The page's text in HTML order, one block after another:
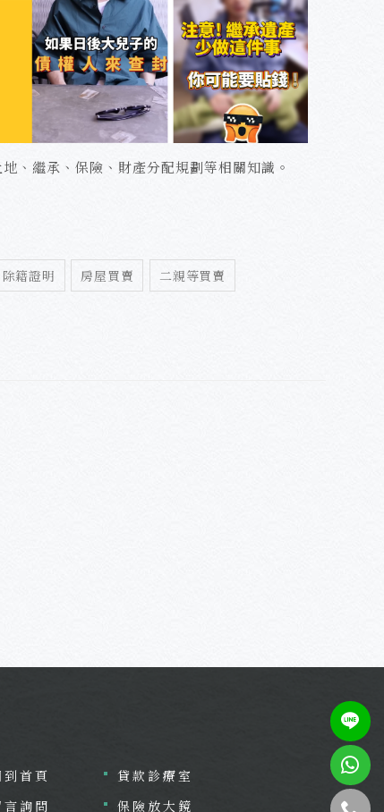
、繼承、保險、財產分配規劃等相關知識。
除籍證明 房屋買賣
二親等買賣
到首頁
言詢問
貸款診療室
保險放大鏡